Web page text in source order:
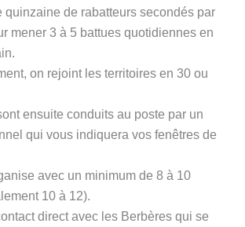
quinzaine de rabatteurs secondés par
mener 3 à 5 battues quotidiennes en
on rejoint les territoires en 30 ou
ensuite conduits au poste par un
qui vous indiquera vos fenêtres de
avec un minimum de 8 à 10
10 à 12).
direct avec les Berbères qui se